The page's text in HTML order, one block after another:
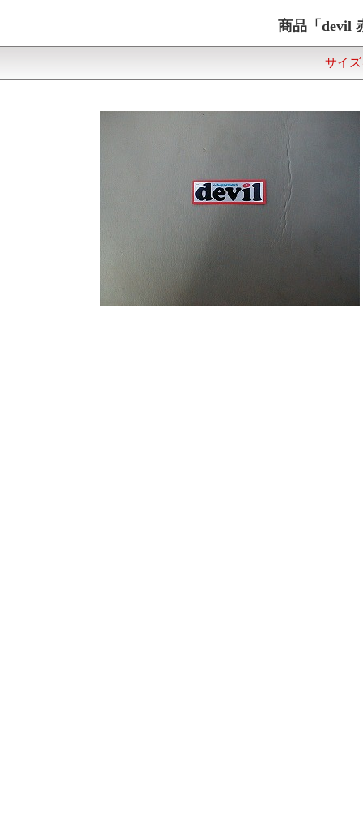
商品「 devil
サイ